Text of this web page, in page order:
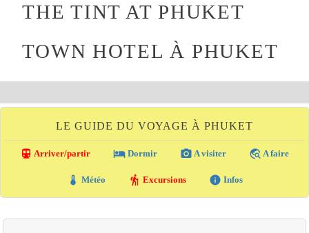
THE TINT AT PHUKET
TOWN HOTEL À PHUKET
LE GUIDE DU VOYAGE À PHUKET
directions_transit Arriver/partir local_hotel Dormir photo_camera A visiter travel_explore A faire
thermostat Météo hiking Excursions info Infos